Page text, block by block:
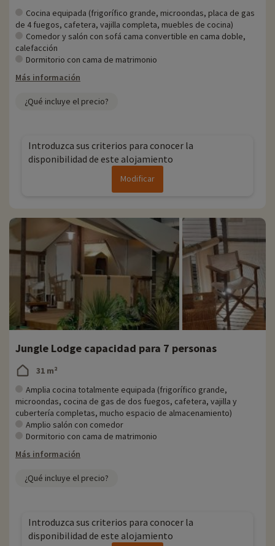
Cocina equipada (frigorífico grande, microondas, placa de gas
de 4 fuegos, cafetera, vajilla completa, muebles de cocina)
Comedor y salón con sofá cama convertible en cama doble,
calefacción
Dormitorio con cama de matrimonio
Más información
¿Qué incluye el precio?
Introduzca sus criterios para conocer la
disponibilidad de este alojamiento
Modificar
Jungle Lodge capacidad para 7 personas
31 m²
Amplia cocina totalmente equipada (frigorífico grande,
microondas, cocina de gas de dos fuegos, cafetera, vajilla y
cubertería completas, mucho espacio de almacenamiento)
Amplio salón con comedor
Dormitorio con cama de matrimonio
Más información
¿Qué incluye el precio?
Introduzca sus criterios para conocer la
disponibilidad de este alojamiento